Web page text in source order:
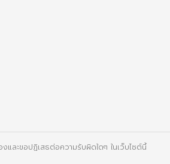
และขอปฏิเสธต่อความรับผิดใดๆ ในเว็บไซต์นี้